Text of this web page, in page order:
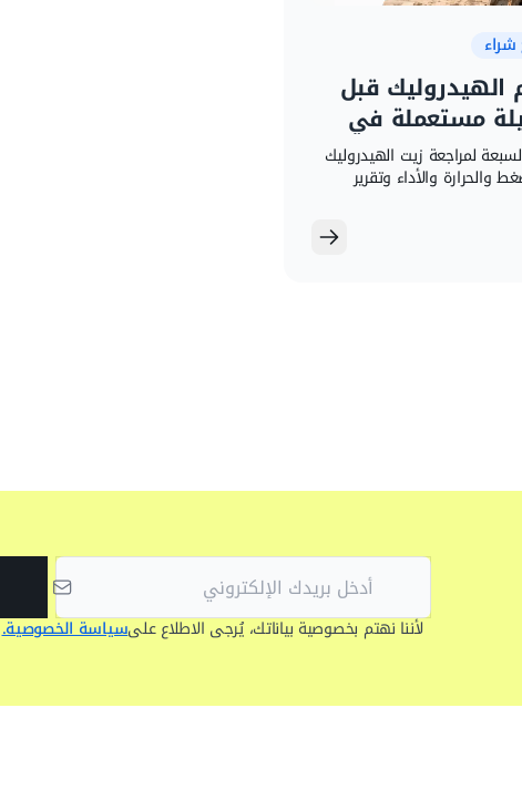
شراء
الهيدروليك قبل
مستعملة في
لمراجعة زيت الهيدروليك
والحرارة والأداء وتقرير
لأننا نهتم بخصوصية بياناتك، يُرجى الاطلاع علىسياسة الخصوصية.